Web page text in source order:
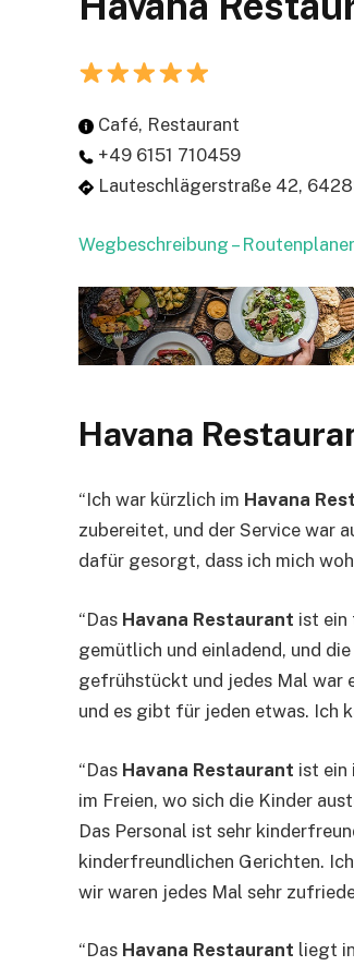
Café, Restaurant
+49 6151 710459
Lauteschlägerstraße 42,
Wegbeschreibung –
Havana
“Ich war kürzlich im Havana
zubereitet, und der Service war
dafür gesorgt, dass ich mich
“Das Havana Restaurant ist ein
gemütlich und einladend, und
gefrühstückt und jedes Mal war
und es gibt für jeden etwas. Ich
“Das Havana Restaurant ist ein
im Freien, wo sich die Kinder
Das Personal ist sehr
kinderfreundlichen Gerichten.
wir waren jedes Mal sehr
“Das Havana Restaurant liegt